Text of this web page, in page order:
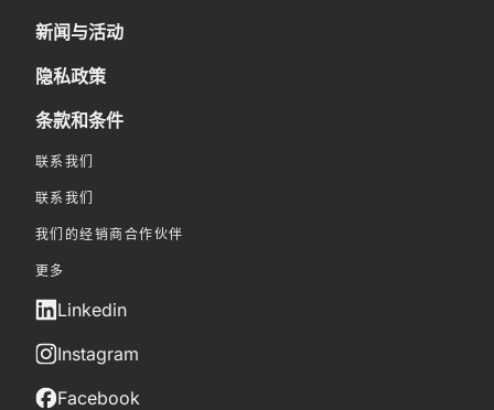
新闻与活动
隐私政策
条款和条件
联系我们
联系我们
我们的经销商合作伙伴
更多
Linkedin
Instagram
Facebook